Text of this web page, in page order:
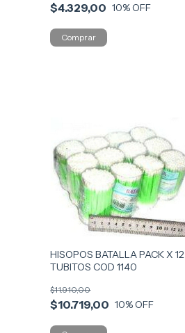
$4.329,00 10% OFF
HISOPOS BATALLA PACK X 12
TUBITOS COD 1140
$10.719,00
$11.910,00
10% OFF